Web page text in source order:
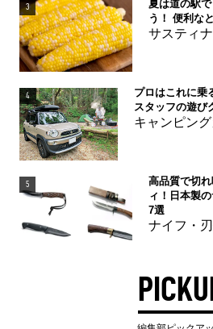
3
夏は道の駅
う！ 便利な
サスティ
4
プロはこれに乗
スタッフの遊び
キャンピン
5
高品質で切
ィ！日本製
7選
ナイフ・